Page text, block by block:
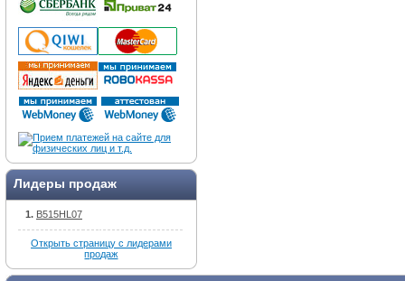
Лидеры продаж
B515HL07
Открыть страницу с лидерами
продаж